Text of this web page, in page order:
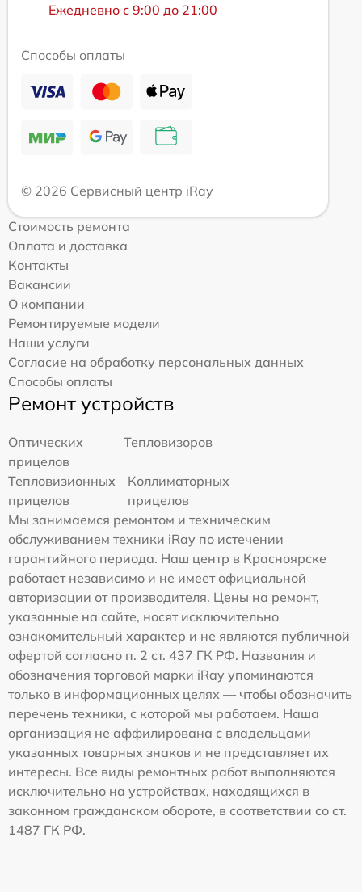
Ежедневно с 9:00 до 21:00
Способы оплаты
© 2026 Сервисный центр iRay
Стоимость ремонта
Оплата и доставка
Контакты
Вакансии
О компании
Ремонтируемые модели
Наши услуги
Согласие на обработку персональных данных
Способы оплаты
Ремонт устройств
Оптических
прицелов
Тепловизоров
Тепловизионных
прицелов
Коллиматорных
прицелов
Мы занимаемся ремонтом и техническим
обслуживанием техники iRay по истечении
гарантийного периода. Наш центр в Красноярске
работает независимо и не имеет официальной
авторизации от производителя. Цены на ремонт,
указанные на сайте, носят исключительно
ознакомительный характер и не являются публичной
офертой согласно п. 2 ст. 437 ГК РФ. Названия и
обозначения торговой марки iRay упоминаются
только в информационных целях — чтобы обозначить
перечень техники, с которой мы работаем. Наша
организация не аффилирована с владельцами
указанных товарных знаков и не представляет их
интересы. Все виды ремонтных работ выполняются
исключительно на устройствах, находящихся в
законном гражданском обороте, в соответствии со ст.
1487 ГК РФ.